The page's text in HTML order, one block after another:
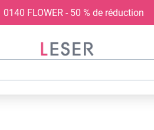
0140 FLOWER - 50 % de réduction